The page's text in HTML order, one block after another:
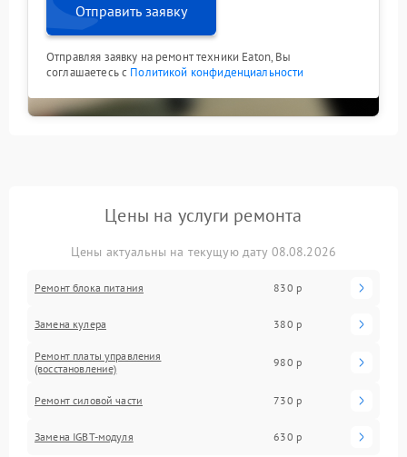
Отправить заявку
Отправляя заявку на ремонт техники Eaton, Вы
соглашаетесь с Политикой конфиденциальности
Цены на услуги ремонта
Цены актуальны на текущую дату 08.08.2026
Ремонт блока питания 830 р
Замена кулера 380 р
Ремонт платы управления
(восстановление)
980 р
Ремонт силовой части 730 р
Замена IGBT-модуля 630 р